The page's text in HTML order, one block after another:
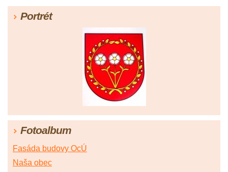
Portrét
Fotoalbum
Fasáda budovy OcÚ
Naša obec